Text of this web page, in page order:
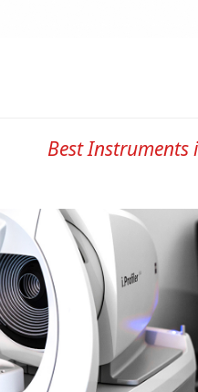
Best